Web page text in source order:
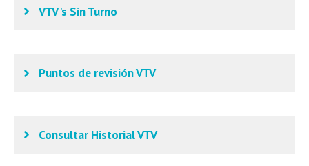
VTV's Sin Turno
Puntos de revisión VTV
Consultar Historial VTV